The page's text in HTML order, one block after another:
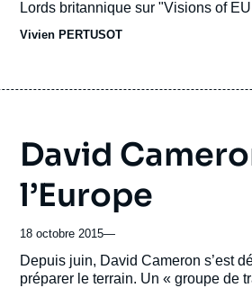
Lords britannique sur "Visions of
Vivien PERTUSOT
David
l’Europe
18 octobre 2015—
Accroche
Depuis juin, David Cameron s’est
préparer le terrain. Un « groupe de